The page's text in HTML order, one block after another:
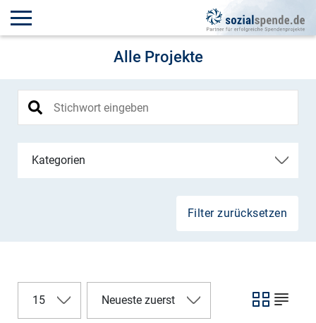
Alle Projekte
Kategorien
Filter zurücksetzen
15 Neueste zuerst